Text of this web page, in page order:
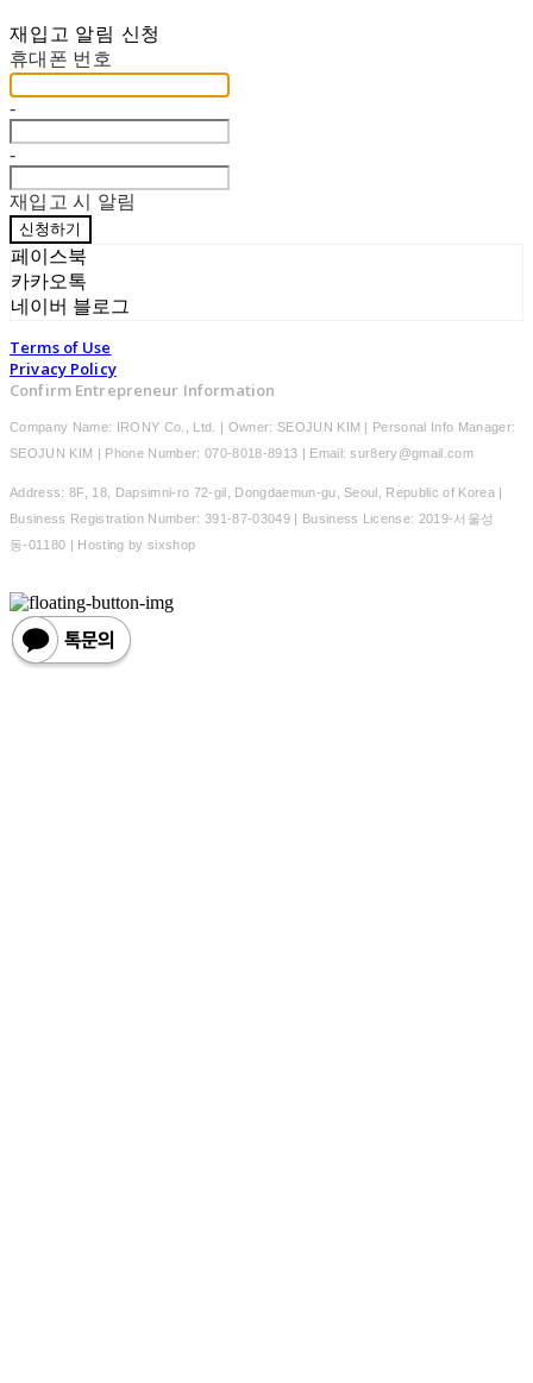
재입고 알림 신청
휴대폰 번호
-
-
재입고 시 알림
신청하기
페이스북
카카오톡
네이버 블로그
Terms of Use
Privacy Policy
Confirm Entrepreneur Information
Company Name: IRONY Co., Ltd. | Owner: SEOJUN KIM | Personal Info Manager:
SEOJUN KIM | Phone Number: 070-8018-8913 | Email: sur8ery@gmail.com
Address: 8F, 18, Dapsimni-ro 72-gil, Dongdaemun-gu, Seoul, Republic of Korea |
Business Registration Number: 391-87-03049| Business License: 2019-서울성
동-01180 | Hosting by sixshop